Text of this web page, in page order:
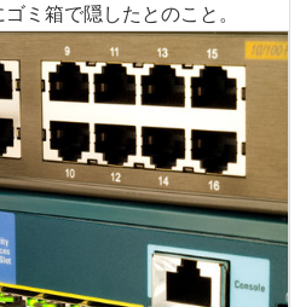
ミ箱で隠したとのこと。